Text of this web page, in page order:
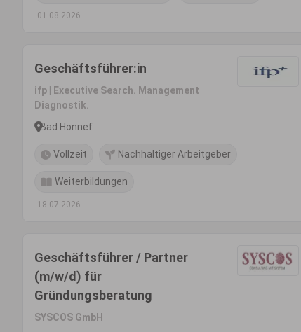
01.08.2026
Geschäftsführer:in
ifp | Executive Search. Management
Diagnostik.
Bad Honnef
Vollzeit Nachhaltiger Arbeitgeber
Weiterbildungen
18.07.2026
Geschäftsführer / Partner
(m/w/d) für
Gründungsberatung
SYSCOS GmbH